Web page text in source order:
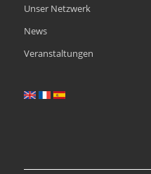
Unser Netzwerk
News
Veranstaltungen